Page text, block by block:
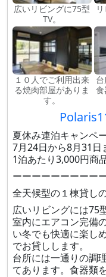
広いリビングに75型
TV。
１０人でご利用出来
る焼肉部屋がありま
す。
食
夏休み連泊キャンペ
7月24日から8月31日
1泊あたり3,000円商
ーーーーーーーーー
全天候型の１棟貸し
広いリビングには75
室内にエアコン完備
い冬でも快適に楽し
でお貸しします。
台所には一通りの調
てあります。食器類